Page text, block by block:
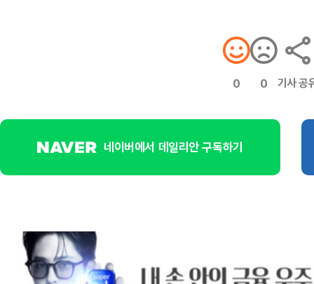
0 0 기사 공
네이버에서 데일리안 구독하기